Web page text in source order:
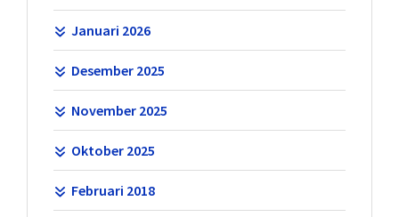
Januari 2026
Desember 2025
November 2025
Oktober 2025
Februari 2018